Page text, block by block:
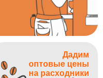
Дадим
оптовые цены
на расходники